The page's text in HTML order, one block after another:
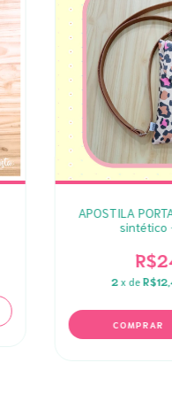
APOSTILA
sintético
2 x de